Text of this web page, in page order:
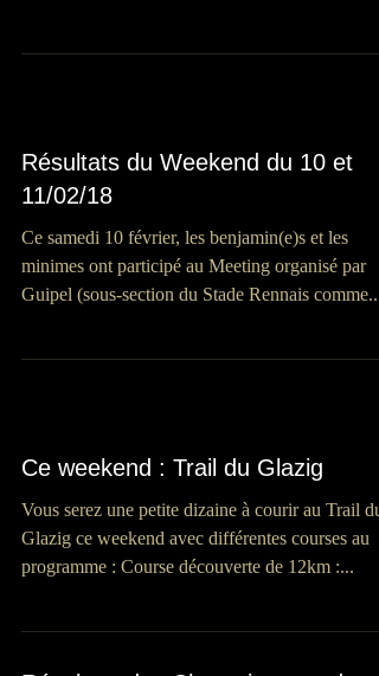
Résultats du Weekend du 10 et
11/02/18
Ce samedi 10 février, les benjamin(e)s et les
minimes ont participé au Meeting organisé par
Guipel (sous-section du Stade Rennais comme...
Ce weekend : Trail du Glazig
Vous serez une petite dizaine à courir au Trail du
Glazig ce weekend avec différentes courses au
programme : Course découverte de 12km :...